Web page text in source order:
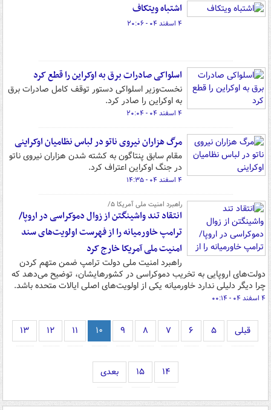
اشتباه ویتکاف
۴ اسفند ۰۴ - ۲۰:۰۶
اسلواکی صادرات برق به اوکراین را قطع کرد
نخست‌وزیر اسلواکی دستور توقف کامل صادرات برق
به اوکراین را صادر کرد.
۴ اسفند ۰۴ - ۲۰:۰۴
مرگ هزاران نیروی ناتو در لباس نظامیان اوکراینی
مقام سابق پنتاگون به کشته شدن هزاران نیروی ناتو
در جنگ اوکراین اعتراف کرد.
۴ اسفند ۰۴ - ۱۴:۳۵
راهبرد امنیت ملی آمریکا ۵/
انتقاد تند واشینگتن از زوال دموکراسی در اروپا/
ترامپ خاورمیانه را از فهرست اولویت‌های سند
امنیت ملی آمریکا خارج کرد
راهبرد امنیت ملی دولت ترامپ ضمن متهم کردن
دولت‌های اروپایی به تخریب دموکراسی در کشورهایشان، توضیح می‌دهد که
چرا دیگر دلیلی ندارد خاورمیانه یکی از اولویت‌های اصلی ایالات متحده باشد.
۴ اسفند ۰۴ - ۰۰:۱۴
قبلی ۵ ۶ ۷ ۸ ۹ ۱۰ ۱۱ ۱۲ ۱۳
۱۴ ۱۵ بعدی